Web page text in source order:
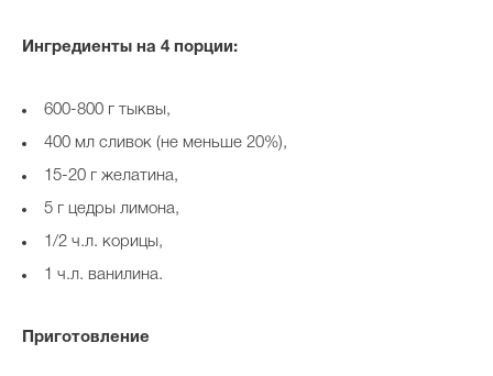
Ингредиенты на 4 порции:
600-800 г тыквы,
400 мл сливок (не меньше 20%),
15-20 г желатина,
5 г цедры лимона,
1/2 ч.л. корицы,
1 ч.л. ванилина.
Приготовление